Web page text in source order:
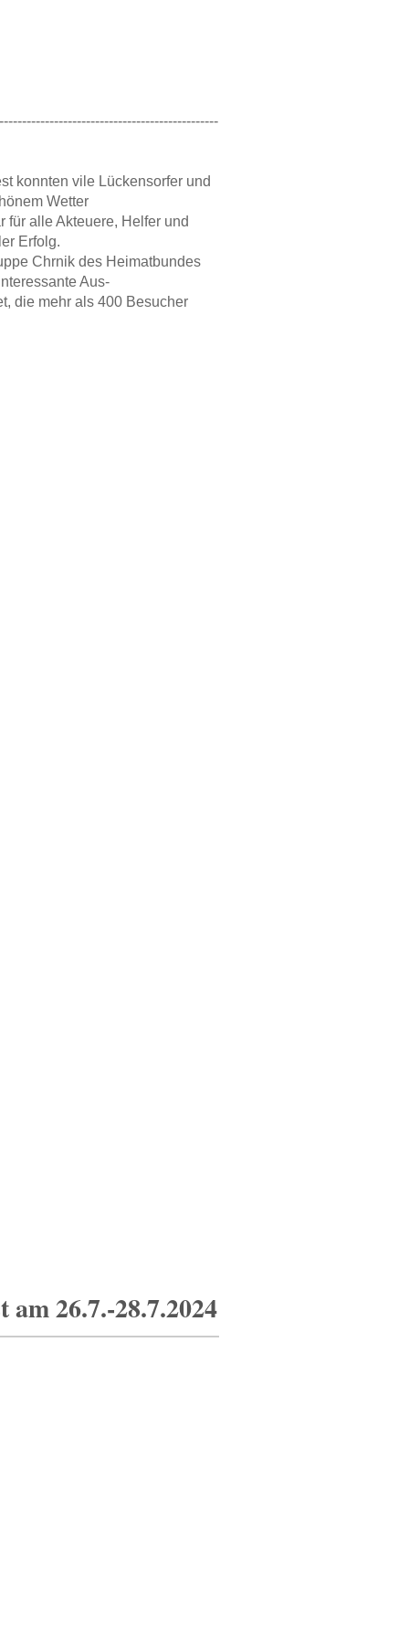
konnten vile Lückensorfer und
Wetter
für alle Akteuere, Helfer und
Erfolg.
Chrnik des Heimatbundes
Aus-
die mehr als 400 Besucher
26.7.-28.7.2024